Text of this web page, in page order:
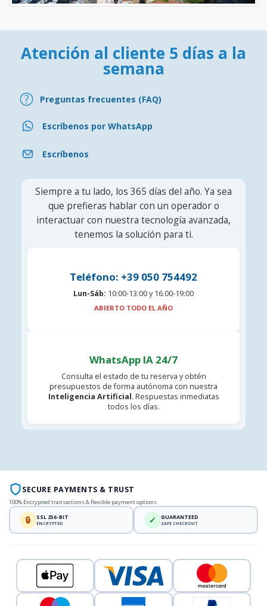
Atención al cliente 5 días a la
semana
Preguntas frecuentes (FAQ)
Escríbenos por WhatsApp
Escríbenos
Siempre a tu lado, los 365 días del año. Ya sea
que prefieras hablar con un operador o
interactuar con nuestra tecnología avanzada,
tenemos la solución para ti.
Teléfono: +39 050 754492
Lun-Sáb: 10:00-13:00 y 16.00-19:00
ABIERTO TODO EL AÑO
WhatsApp IA 24/7
Consulta el estado de tu reserva y obtén
presupuestos de forma autónoma con nuestra
Inteligencia Artificial. Respuestas inmediatas
todos los días.
SECURE PAYMENTS & TRUST
100% Encrypted transactions & flexible payment options
🔒 SSL 256-BIT
ENCRYPTED ✓ GUARANTEED
SAFE CHECKOUT